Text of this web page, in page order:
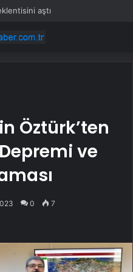
aştı
Öztürk’ten
ve
0 7